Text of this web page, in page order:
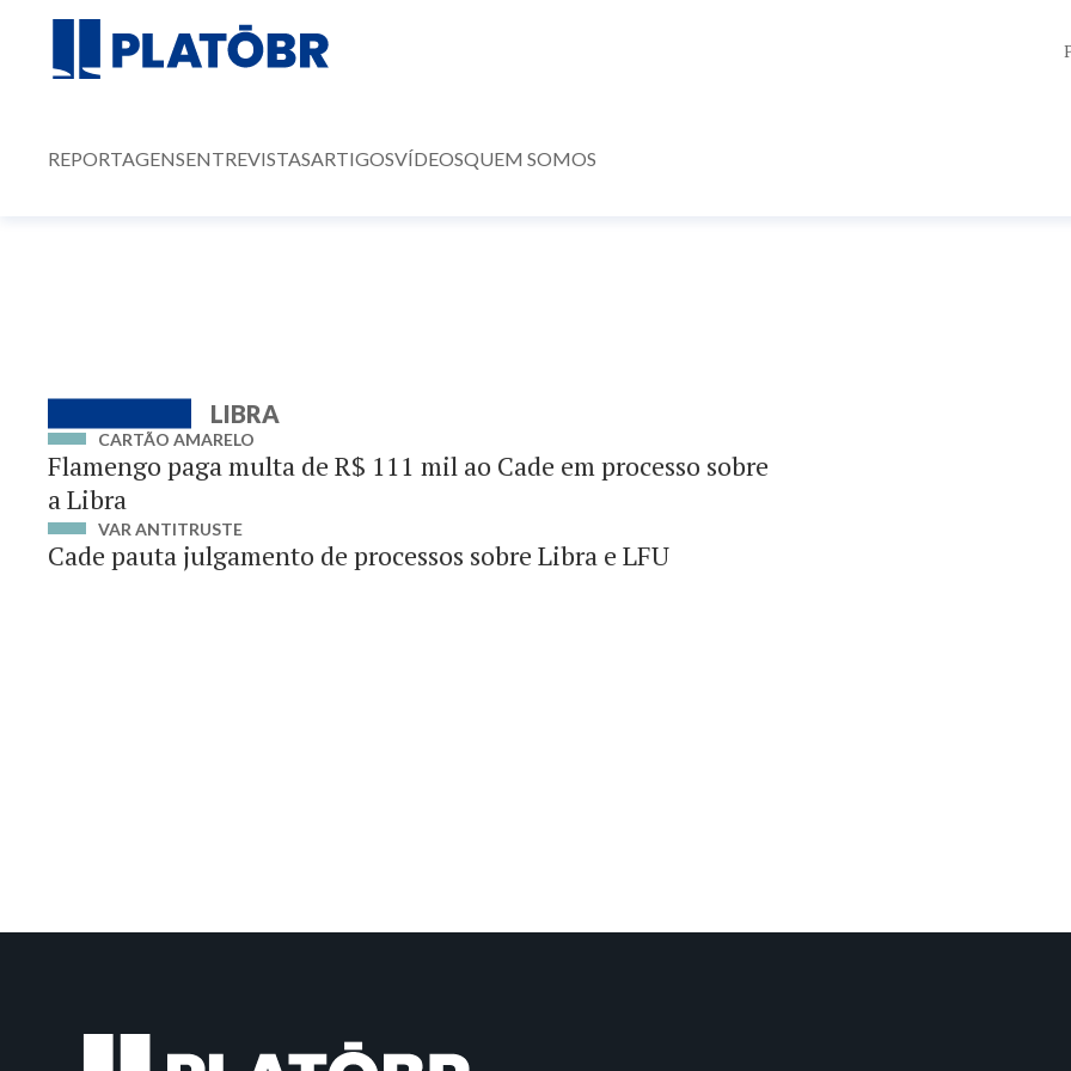
REPORTAGENSENTREVISTASARTIGOSVÍDEOSQUEM SOMOS
LIBRA
CARTÃO AMARELO
Flamengo paga multa de R$ 111 mil ao Cade em processo sobre
a Libra
VAR ANTITRUSTE
Cade pauta julgamento de processos sobre Libra e LFU